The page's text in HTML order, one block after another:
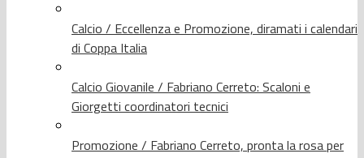
Calcio / Eccellenza e Promozione, diramati i calendari
di Coppa Italia
Calcio Giovanile / Fabriano Cerreto: Scaloni e
Giorgetti coordinatori tecnici
Promozione / Fabriano Cerreto, pronta la rosa per